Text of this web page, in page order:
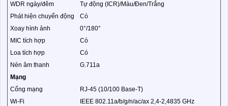
WDR ngày/đêm
Tự động (ICR)/Màu/Đen/Trắng
Phát hiện chuyển động
Có
Xoay hình ảnh
0°/180°
MIC tích hợp
Có
Loa tích hợp
Có
Nén âm thanh
G.711a
Mạng
Cổng mạng
RJ-45 (10/100 Base-T)
Wi-Fi
IEEE 802.11a/b/g/n/ac/ax 2,4-2,4835 GHz